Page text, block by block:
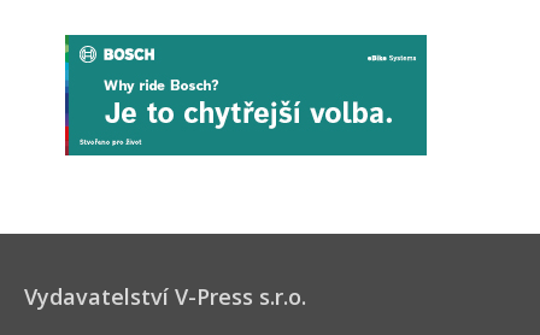
Vydavatelství V-Press s.r.o.